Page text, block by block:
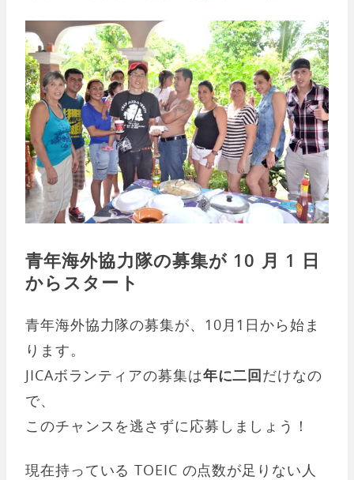
青年海外協力隊の募集が 10 月 1 日
からスタート
青年海外協力隊の募集が、10月1日から始ま
ります。
JICAボランティアの募集は年に二回だけなの
で、
このチャンスを逃さずに応募しましょう！
現在持っている TOEIC の点数が足りない人